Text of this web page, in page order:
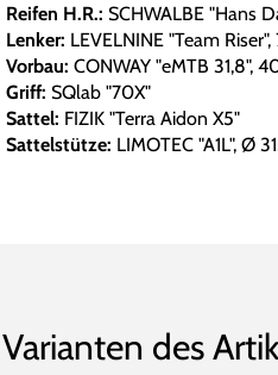
Reifen H.R.: SCHWALBE "Hans
Lenker: LEVELNINE "Team
Vorbau: CONWAY "eMTB 31,8",
Griff: SQlab "70X"
Sattel: FIZIK "Terra Aidon X5"
Sattelstütze: LIMOTEC "A1L", Ø
Varianten des